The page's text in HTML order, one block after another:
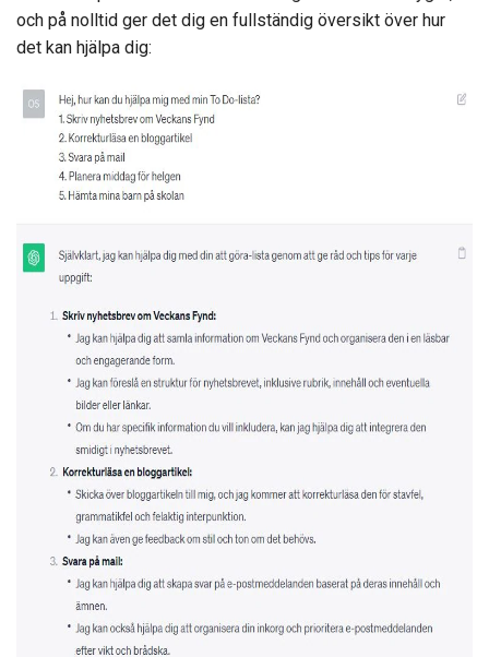
och på nolltid ger det dig en fullständig översikt över hur
det kan hjälpa dig: